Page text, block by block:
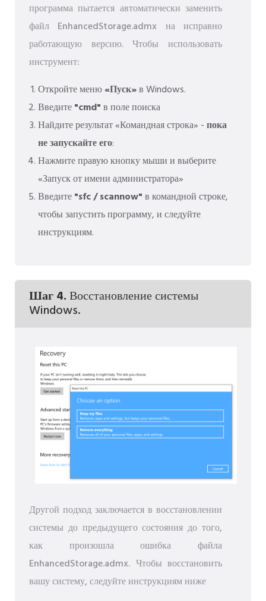
программа пытается автоматически заменить
файл EnhancedStorage.admx на исправно
работающую версию. Чтобы использовать
инструмент:
Откройте меню«Пуск»в Windows.
Введите"cmd"в поле поиска
Найдите результат «Командная строка» -пока
не запускайте его:
Нажмите правую кнопку мыши и выберите
«Запуск от имени администратора»
Введите"sfc / scannow"в командной строке,
чтобы запустить программу, и следуйте
инструкциям.
Шаг 4.Восстановление системы
Windows.
Другой подход заключается в восстановлении
системы до предыдущего состояния до того,
как произошла ошибка файла
EnhancedStorage.admx. Чтобы восстановить
вашу систему, следуйте инструкциям ниже